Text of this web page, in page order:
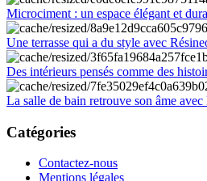
Microciment : un espace élégant et
Une terrasse qui a du style avec
Des intérieurs pensés comme des
La salle de bain retrouve son âme
Catégories
Contactez-nous
Mentions légales